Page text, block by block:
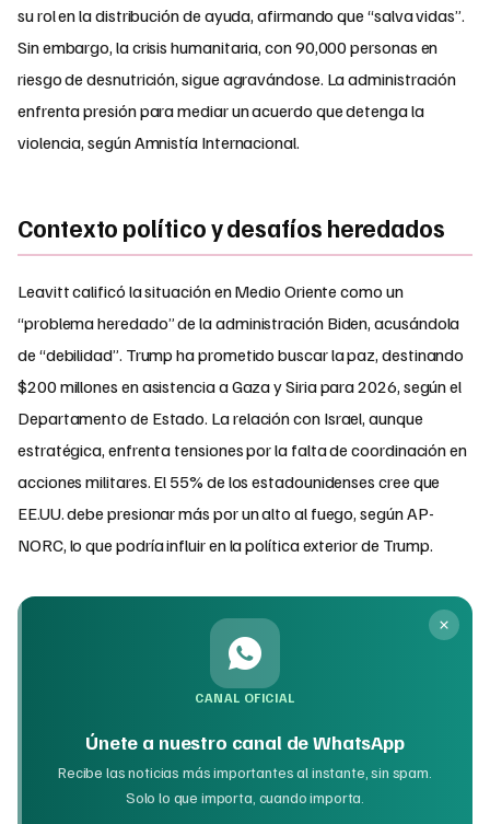
su rol en la distribución de ayuda, afirmando que “salva vidas”.
Sin embargo, la crisis humanitaria, con 90,000 personas en
riesgo de desnutrición, sigue agravándose. La administración
enfrenta presión para mediar un acuerdo que detenga la
violencia, según Amnistía Internacional.
Contexto político y desafíos heredados
Leavitt calificó la situación en Medio Oriente como un
“problema heredado” de la administración Biden, acusándola
de “debilidad”. Trump ha prometido buscar la paz, destinando
$200 millones en asistencia a Gaza y Siria para 2026, según el
Departamento de Estado. La relación con Israel, aunque
estratégica, enfrenta tensiones por la falta de coordinación en
acciones militares. El 55% de los estadounidenses cree que
EE.UU. debe presionar más por un alto al fuego, según AP-
NORC, lo que podría influir en la política exterior de Trump.
CANAL OFICIAL
Únete a nuestro canal de WhatsApp
Recibe las noticias más importantes al instante, sin spam.
Solo lo que importa, cuando importa.